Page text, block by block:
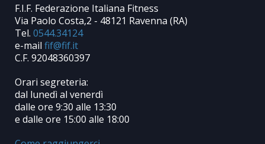
F.I.F. Federazione Italiana Fitness
Via Paolo Costa,2 - 48121 Ravenna (RA)
Tel. 0544.34124
e-mail
C.F. 92048360397
Orari segreteria:
dal lunedì al venerdì
dalle ore 9:30 alle 13:30
e dalle ore 15:00 alle 18:00